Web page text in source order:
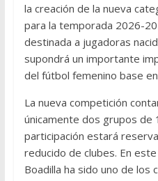
la creación de la nueva
para la temporada 2026-
destinada a jugadoras
supondrá un importante
del fútbol femenino base
La nueva competición
únicamente dos grupos de
participación estará
reducido de clubes. En
Boadilla ha sido uno de los